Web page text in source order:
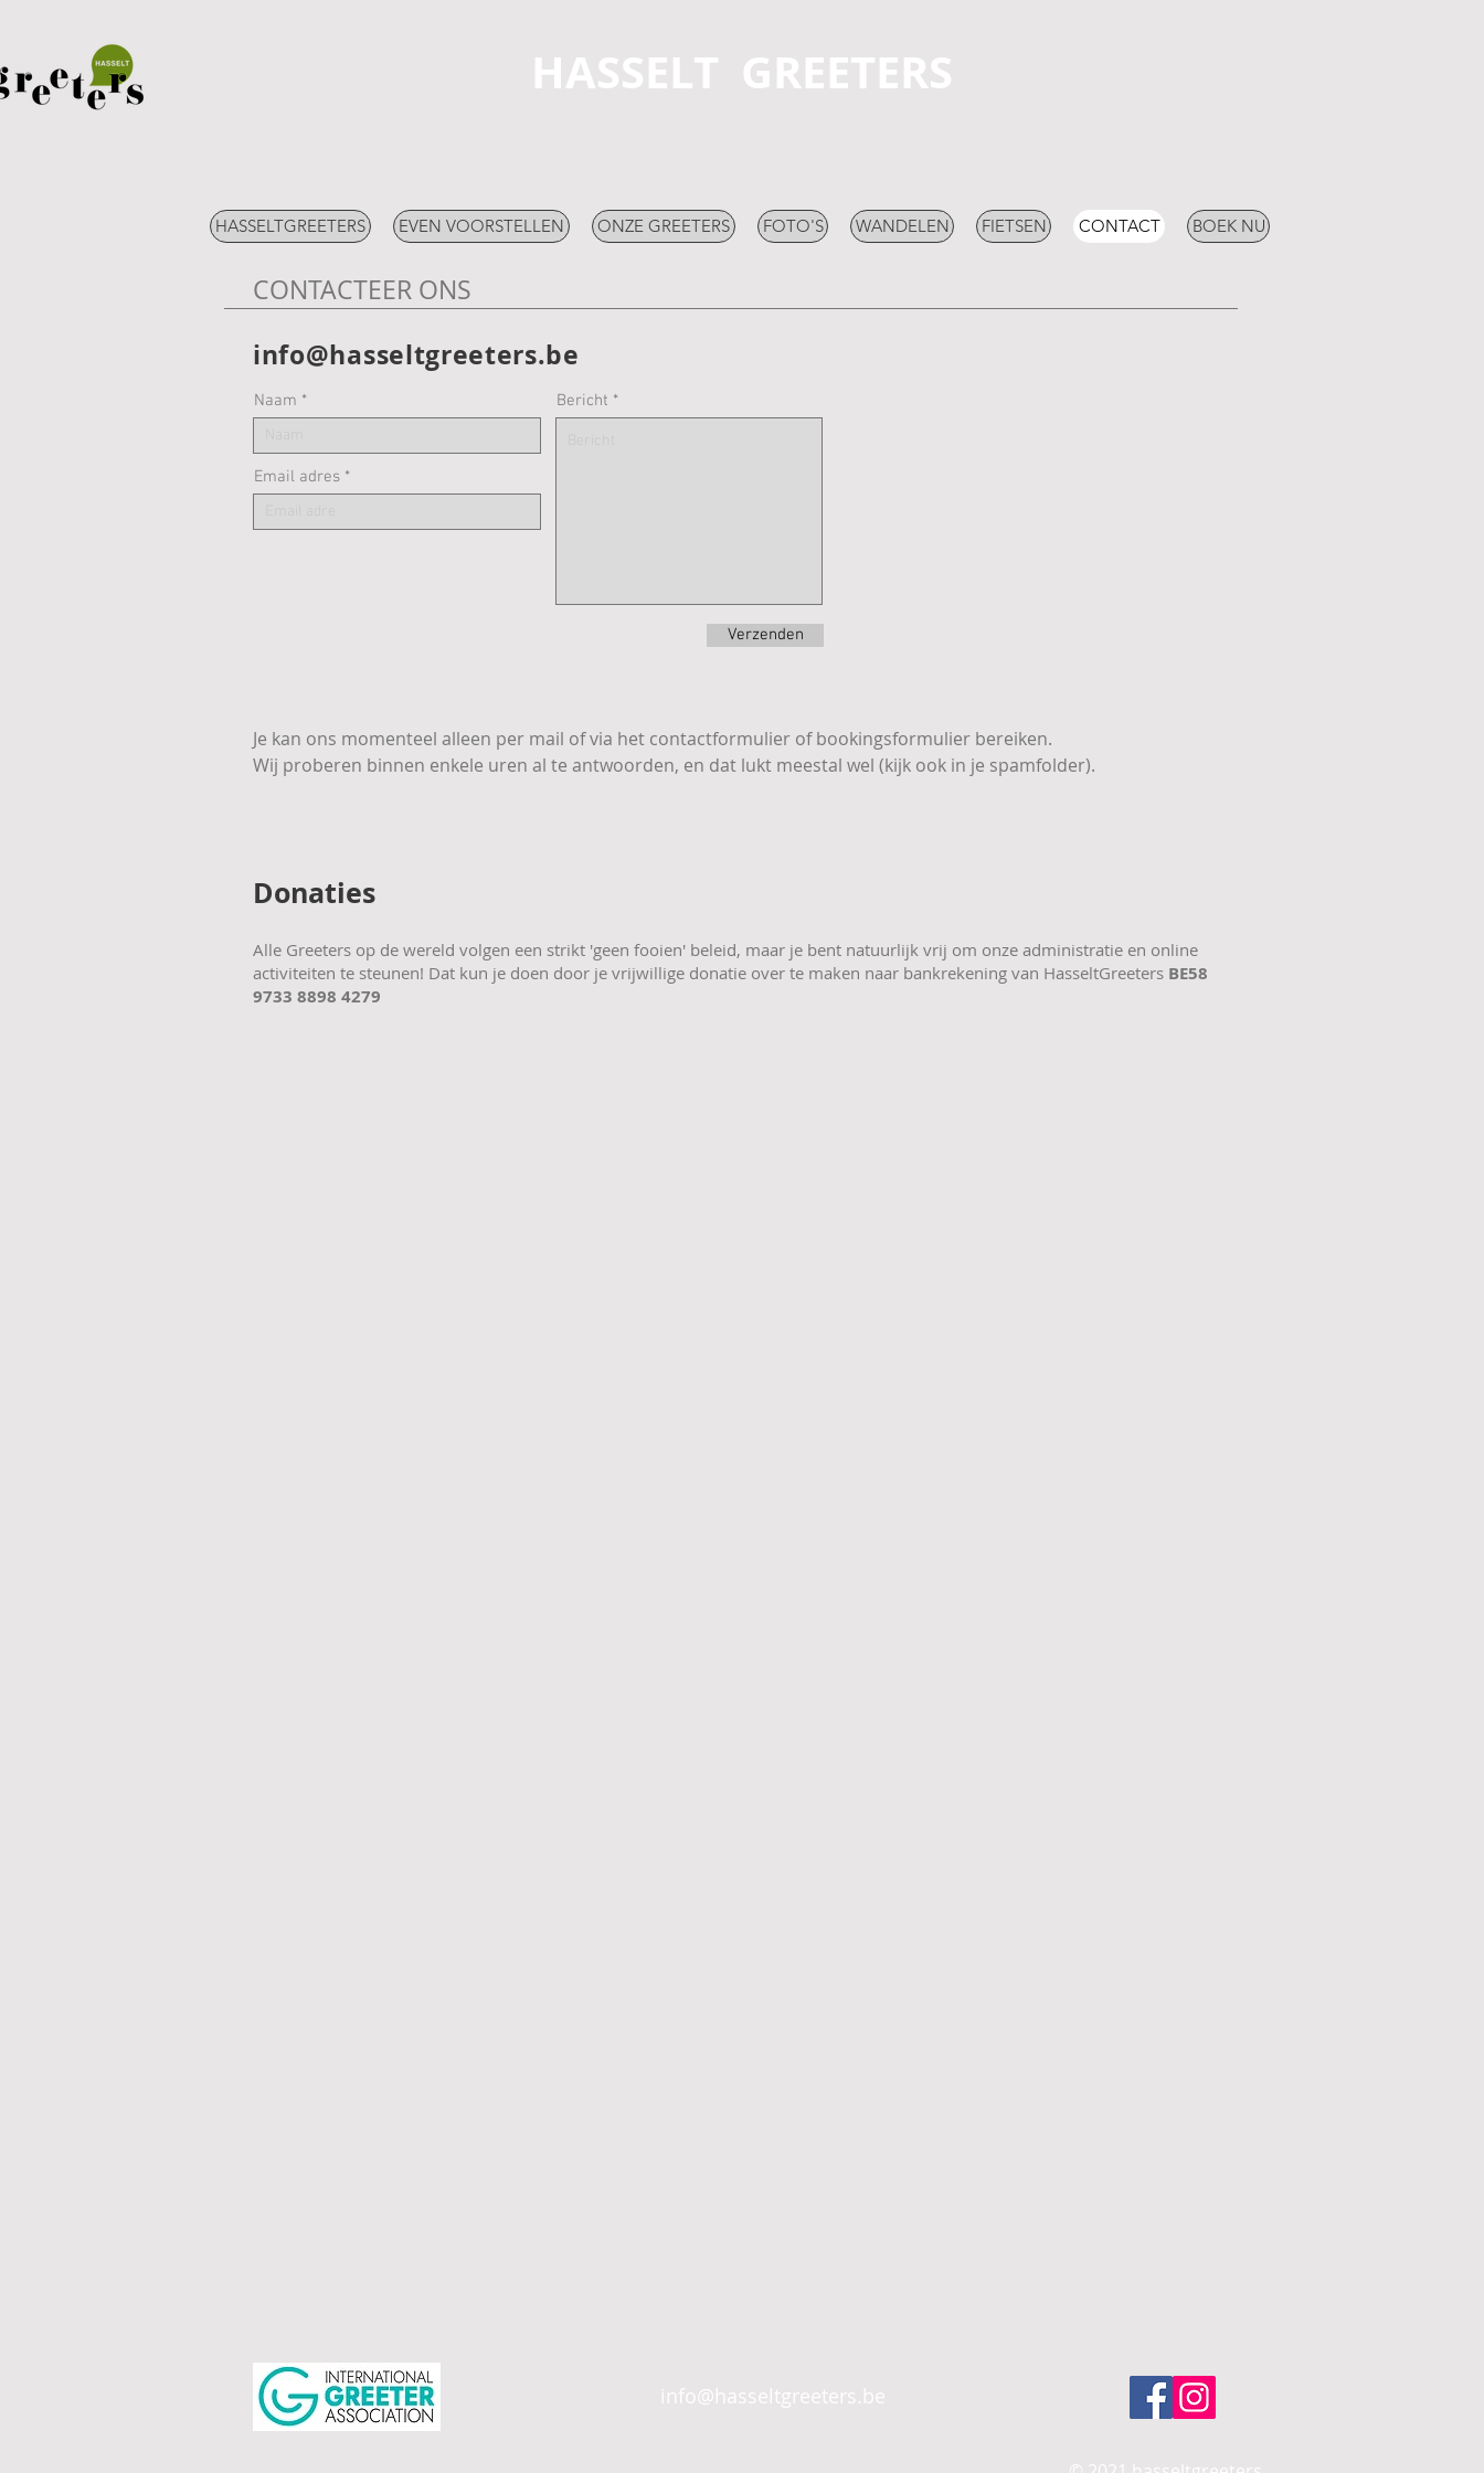
HASSELT GREETERS
HASSELTGREETERS EVEN VOORSTELLEN ONZE GREETERS FOTO'S WANDELEN FIETSEN CONTACT BOEK NU
CONTACTEER ONS
info@hasseltgreeters.be
Naam
Email adres
Bericht
Verzenden
Je kan ons momenteel alleen per mail of via het contactformulier of bookingsformulier bereiken.
Wij proberen binnen enkele uren al te antwoorden, en dat lukt meestal wel (kijk ook in je spamfolder).
Donaties
Alle Greeters op de wereld volgen een strikt 'geen fooien' beleid, maar je bent natuurlijk vrij om onze administratie en online
activiteiten te steunen! Dat kun je doen door je vrijwillige donatie over te maken naar bankrekening van HasseltGreeters BE58
9733 8898 4279
info@hasseltgreeters.be